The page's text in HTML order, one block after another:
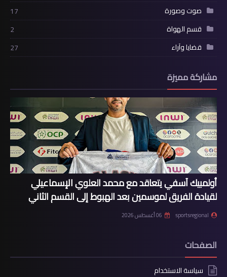
صوت وصورة
17
قسم الهواة
2
قضايا وآراء
27
مشاركة مميزة
أولمبيك آسفي يتعاقد مع محمد العلوي الإسماعيلي
لقيادة الفريق لموسمين بعد الهبوط إلى القسم الثاني
sportsregional 06 أغسطس 2026
الصفحات
سياسة الاستخدام